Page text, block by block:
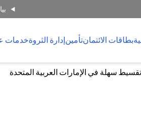
بطاقات الائتمانتأمينإدارة الثروةخدمات
سهلة في الإمارات العربية المتحدة